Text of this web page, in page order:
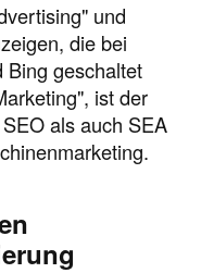
und
die bei
Bing geschaltet
ist der
als auch SEA